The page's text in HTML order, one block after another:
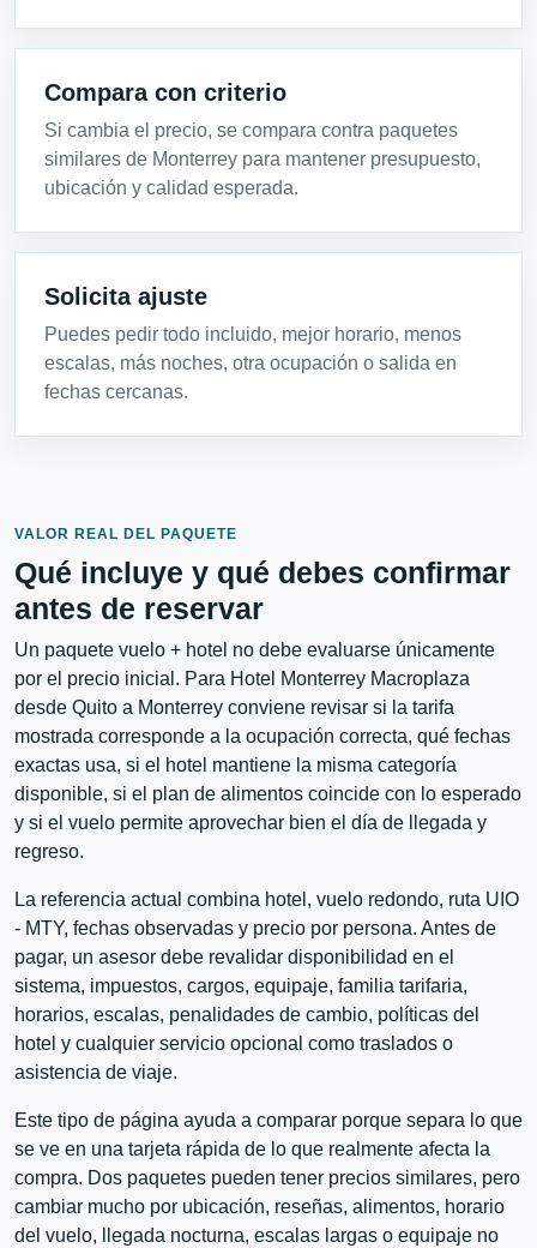
Compara con criterio
Si cambia el precio, se compara contra paquetes
similares de Monterrey para mantener presupuesto,
ubicación y calidad esperada.
Solicita ajuste
Puedes pedir todo incluido, mejor horario, menos
escalas, más noches, otra ocupación o salida en
fechas cercanas.
VALOR REAL DEL PAQUETE
Qué incluye y qué debes confirmar
antes de reservar
Un paquete vuelo + hotel no debe evaluarse únicamente
por el precio inicial. Para Hotel Monterrey Macroplaza
desde Quito a Monterrey conviene revisar si la tarifa
mostrada corresponde a la ocupación correcta, qué fechas
exactas usa, si el hotel mantiene la misma categoría
disponible, si el plan de alimentos coincide con lo esperado
y si el vuelo permite aprovechar bien el día de llegada y
regreso.
La referencia actual combina hotel, vuelo redondo, ruta UIO
- MTY, fechas observadas y precio por persona. Antes de
pagar, un asesor debe revalidar disponibilidad en el
sistema, impuestos, cargos, equipaje, familia tarifaria,
horarios, escalas, penalidades de cambio, políticas del
hotel y cualquier servicio opcional como traslados o
asistencia de viaje.
Este tipo de página ayuda a comparar porque separa lo que
se ve en una tarjeta rápida de lo que realmente afecta la
compra. Dos paquetes pueden tener precios similares, pero
cambiar mucho por ubicación, reseñas, alimentos, horario
del vuelo, llegada nocturna, escalas largas o equipaje no